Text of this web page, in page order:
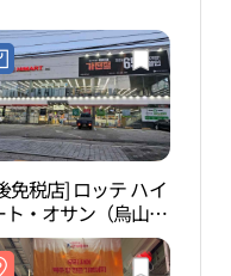
免税店] ロッテ ハイ
ト・オサン（烏山）
데하이마트 오산점)